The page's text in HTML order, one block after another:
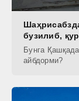
бузилиб,
Бунга
айбдорми?